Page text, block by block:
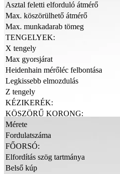
Asztal feletti elforduló átmérő
Max. köszörülhető átmérő
Max. munkadarab tömeg
TENGELYEK:
X tengely
Max gyorsjárat
Heidenhain mérőléc felbontása
Legkissebb elmozdulás
Z tengely
KÉZIKERÉK:
KÖSZÖRŰ KORONG:
Mérete
Fordulatszáma
FŐORSÓ:
Elfordítás szög tartmánya
Belső kúp